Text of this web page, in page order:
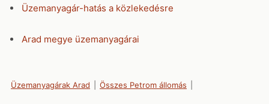
Üzemanyagár-hatás a közlekedésre
Arad megye üzemanyagárai
Üzemanyagárak Arad Összes Petrom állomás